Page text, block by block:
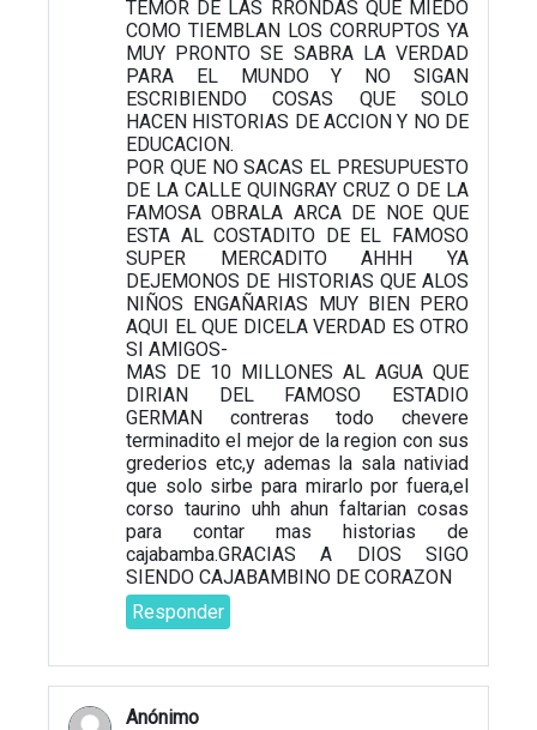
TEMOR DE LAS RRONDAS QUE MIEDO
COMO TIEMBLAN LOS CORRUPTOS YA
MUY PRONTO SE SABRA LA VERDAD
PARA EL MUNDO Y NO SIGAN
ESCRIBIENDO COSAS QUE SOLO
HACEN HISTORIAS DE ACCION Y NO DE
EDUCACION.
POR QUE NO SACAS EL PRESUPUESTO
DE LA CALLE QUINGRAY CRUZ O DE LA
FAMOSA OBRALA ARCA DE NOE QUE
ESTA AL COSTADITO DE EL FAMOSO
SUPER MERCADITO AHHH YA
DEJEMONOS DE HISTORIAS QUE ALOS
NIÑOS ENGAÑARIAS MUY BIEN PERO
AQUI EL QUE DICELA VERDAD ES OTRO
SI AMIGOS-
MAS DE 10 MILLONES AL AGUA QUE
DIRIAN DEL FAMOSO ESTADIO
GERMAN contreras todo chevere
terminadito el mejor de la region con sus
grederios etc,y ademas la sala nativiad
que solo sirbe para mirarlo por fuera,el
corso taurino uhh ahun faltarian cosas
para contar mas historias de
cajabamba.GRACIAS A DIOS SIGO
SIENDO CAJABAMBINO DE CORAZON
Responder
Anónimo